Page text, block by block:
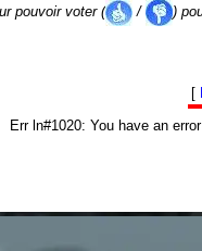
pouvoir voter ( / )
[
Err ln#1020: You have an